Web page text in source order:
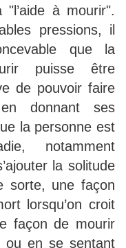
"l’aide à mourir".
pressions, il
que la
puisse être
de pouvoir faire
donnant ses
la personne est
notamment
la solitude
sorte, une façon
lorsqu’on croit
façon de mourir
ou en se sentant